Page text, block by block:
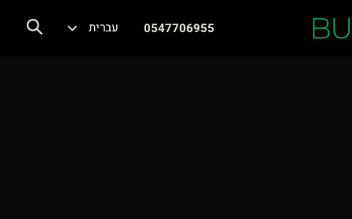
0547706955 עברית